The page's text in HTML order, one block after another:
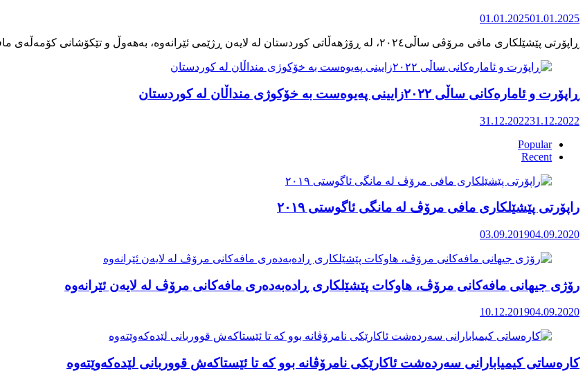
01.01.202501.01.2025
ڕاپۆرت و ئامارەکانی ساڵی ٢٠٢٢زایینی پەیوەست بە خۆکوژی منداڵان لە کوردستان
31.12.202231.12.2022
Popular
Recent
راپۆرتی پێشێلكاری مافی مرۆڤ له‌ مانگی ئاگوستی ٢٠١٩
03.09.201904.09.2020
رۆژی جیهانی مافەکانی مرۆڤ، هاوکات پێشێلکاری ڕادەبەدەری مافەکانی مرۆڤ لە لایەن ئێرانەوە
10.12.201904.09.2020
کارەساتی کیمیابارانی سەردەشت ئاکارێکی نامرۆڤانە بوو کە تا ئێستاکەش قووربانی لێدەکەوێتەوە